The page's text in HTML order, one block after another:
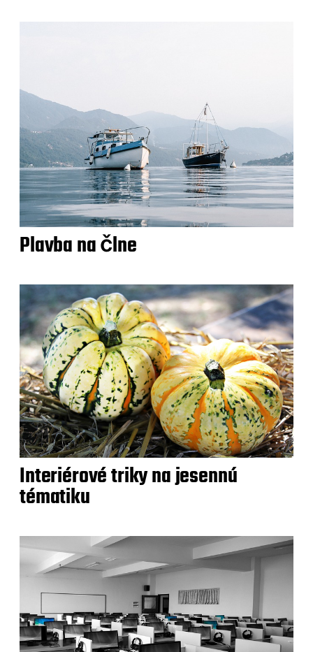
Plavba na člne
Interiérové triky na jesennú
tématiku